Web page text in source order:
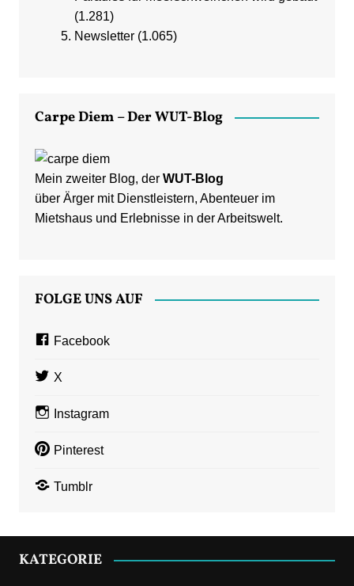
(1.281)
Newsletter (1.065)
Carpe Diem – Der WUT-Blog
Mein zweiter Blog, der WUT-Blog
über Ärger mit Dienstleistern, Abenteuer im
Mietshaus und Erlebnisse in der Arbeitswelt.
FOLGE UNS AUF
Facebook
X
Instagram
Pinterest
Tumblr
KATEGORIE